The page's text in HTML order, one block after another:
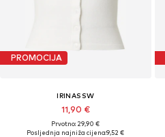
PROMOCIJA
IRINASSW
11,90 €
Prvotno: 29,90 €
Posljednja najniža cijena:9,52 €